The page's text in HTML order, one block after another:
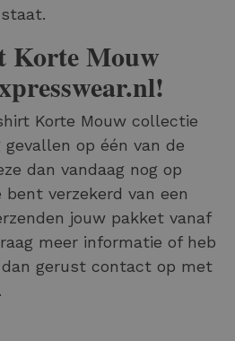
Korte Mouw
Korte Mouw collectie
op één van de
dan vandaag nog op
bent verzekerd van een
jouw pakket vanaf
meer informatie of heb
dan gerust contact op met
.